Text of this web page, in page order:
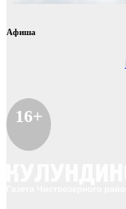
Афиша
16+